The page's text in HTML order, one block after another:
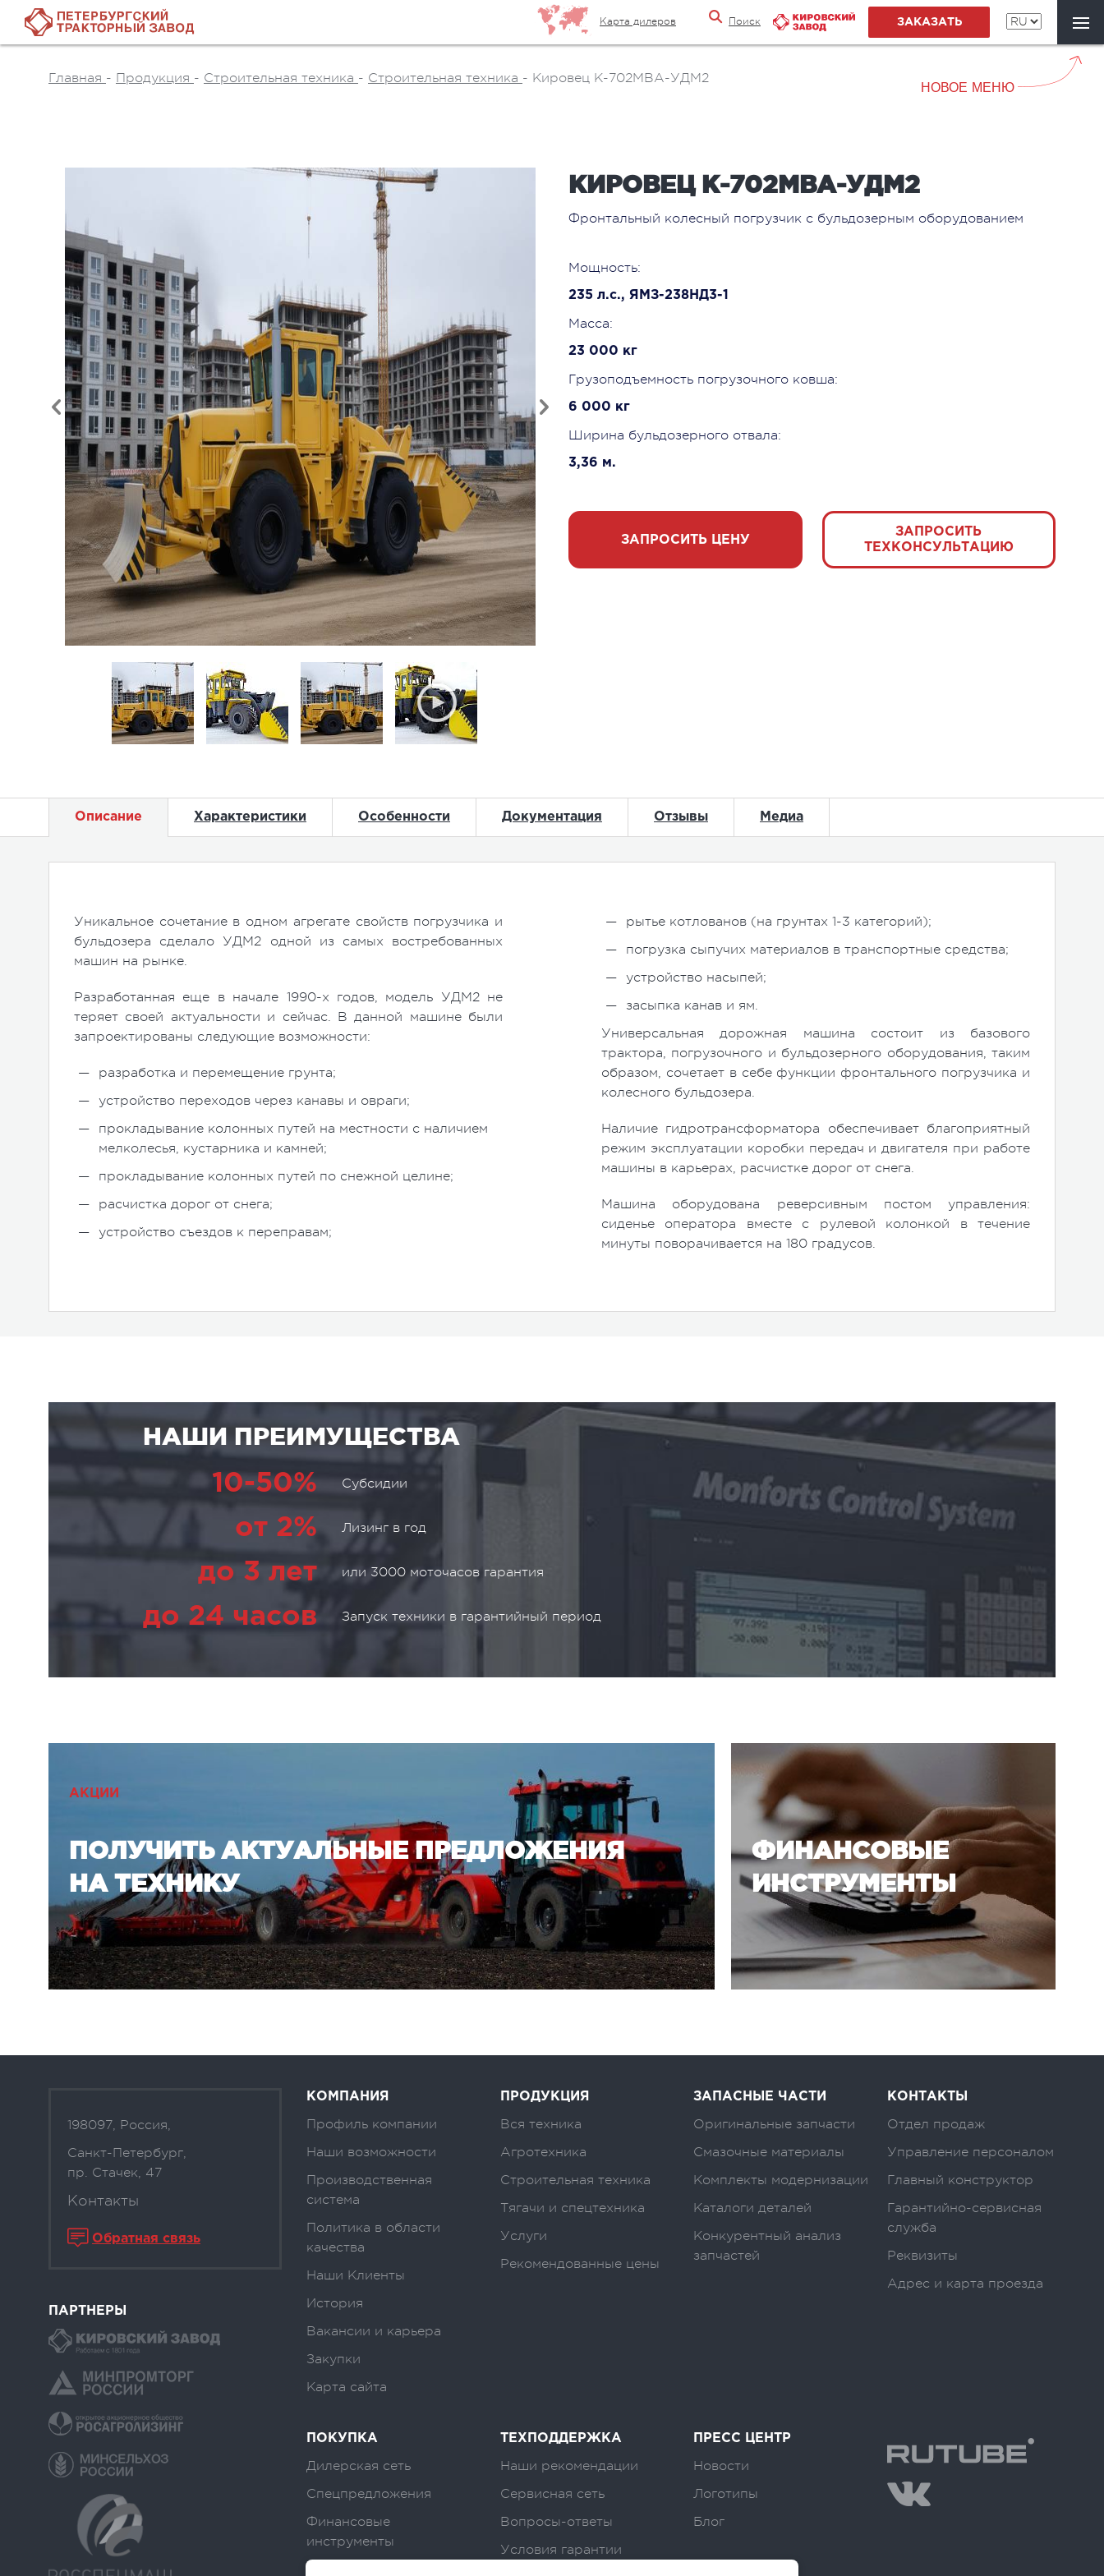
НОВОЕ МЕНЮ
ЗАКАЗАТЬ
Карта дилеров Поиск
Главная - Продукция - Строительная техника - Строительная техника - Кировец К-702МBА-УДМ2
КИРОВЕЦ К-702МBА-УДМ2
Фронтальный колесный погрузчик с бульдозерным оборудованием
Мощность:
235 л.с., ЯМЗ-238НД3-1
Масса:
23 000 кг
Грузоподъемность погрузочного ковша:
6 000 кг
Ширина бульдозерного отвала:
3,36 м.
ЗАПРОСИТЬ ЦЕНУ
ЗАПРОСИТЬ
ТЕХКОНСУЛЬТАЦИЮ
Описание Характеристики Особенности Документация Отзывы Медиа
Уникальное сочетание в одном агрегате свойств погрузчика и
бульдозера сделало УДМ2 одной из самых востребованных
машин на рынке.
Разработанная еще в начале 1990-х годов, модель УДМ2 не
теряет своей актуальности и сейчас. В данной машине были
запроектированы следующие возможности:
разработка и перемещение грунта;
устройство переходов через канавы и овраги;
прокладывание колонных путей на местности с наличием
мелколесья, кустарника и камней;
прокладывание колонных путей по снежной целине;
расчистка дорог от снега;
устройство съездов к переправам;
рытье котлованов (на грунтах 1-3 категорий);
погрузка сыпучих материалов в транспортные средства;
устройство насыпей;
засыпка канав и ям.
Универсальная дорожная машина состоит из базового
трактора, погрузочного и бульдозерного оборудования, таким
образом, сочетает в себе функции фронтального погрузчика и
колесного бульдозера.
Наличие гидротрансформатора обеспечивает благоприятный
режим эксплуатации коробки передач и двигателя при работе
машины в карьерах, расчистке дорог от снега.
Машина оборудована реверсивным постом управления:
сиденье оператора вместе с рулевой колонкой в течение
минуты поворачивается на 180 градусов.
НАШИ ПРЕИМУЩЕСТВА
10-50% Субсидии
от 2% Лизинг в год
до 3 лет или 3000 моточасов гарантия
до 24 часов Запуск техники в гарантийный период
АКЦИИ
ПОЛУЧИТЬ АКТУАЛЬНЫЕ ПРЕДЛОЖЕНИЯ
НА ТЕХНИКУ
АКЦИИ
ПОЛУЧИТЬ АКТУАЛЬНЫЕ
НА ТЕХНИКУ
ФИНАНСОВЫЕ
ИНСТРУМЕНТЫ
198097, Россия,
Санкт-Петербург,
пр. Стачек, 47
Контакты
Обратная связь
ПАРТНЕРЫ
КОМПАНИЯ
Профиль компании
Наши возможности
Производственная
система
Политика в области
качества
Наши Клиенты
История
Вакансии и карьера
Закупки
Карта сайта
ПРОДУКЦИЯ
Вся техника
Агротехника
Строительная техника
Тягачи и спецтехника
Услуги
Рекомендованные цены
ЗАПАСНЫЕ ЧАСТИ
Оригинальные запчасти
Смазочные материалы
Комплекты модернизации
Каталоги деталей
Конкурентный анализ
запчастей
КОНТАКТЫ
Отдел продаж
Управление персоналом
Главный конструктор
Гарантийно-сервисная
служба
Реквизиты
Адрес и карта проезда
ПОКУПКА
Дилерская сеть
Спецпредложения
Финансовые
инструменты
ТЕХПОДДЕРЖКА
Наши рекомендации
Сервисная сеть
Вопросы-ответы
Условия гарантии
ПРЕСС ЦЕНТР
Новости
Логотипы
Блог